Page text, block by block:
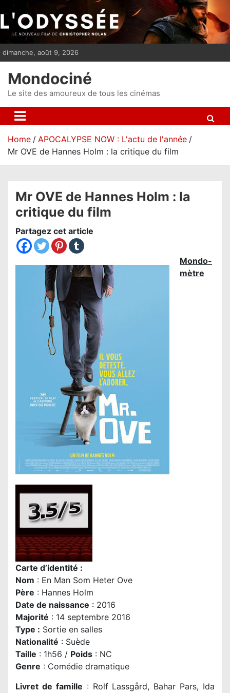
i
p
t
n
dimanche, août 9, 2026
Mondociné
Le site des amoureux de tous les cinémas
Home
APOCALYPSE NOW : L'actu de l'année
Mr OVE de Hannes Holm : la critique du film
Mr OVE de Hannes Holm : la
critique du film
Partagez cet article
Mondo-
mètre
Carte d’identité :
Nom : En Man Som Heter Ove
Père : Hannes Holm
Date de naissance : 2016
Majorité : 14 septembre 2016
Type : Sortie en salles
Nationalité : Suède
Taille : 1h56 / Poids : NC
Genre : Comédie dramatique
Livret de famille : Rolf Lassgård, Bahar Pars, Ida